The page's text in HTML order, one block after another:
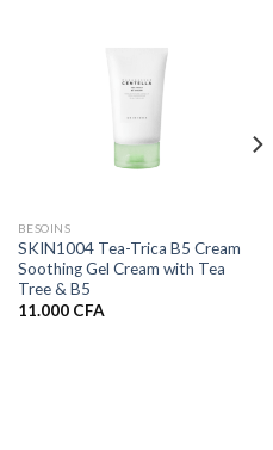
BESOINS
SKIN1004 Tea-Trica B5 Cream
Soothing Gel Cream with Tea
Tree & B5
11.000 CFA